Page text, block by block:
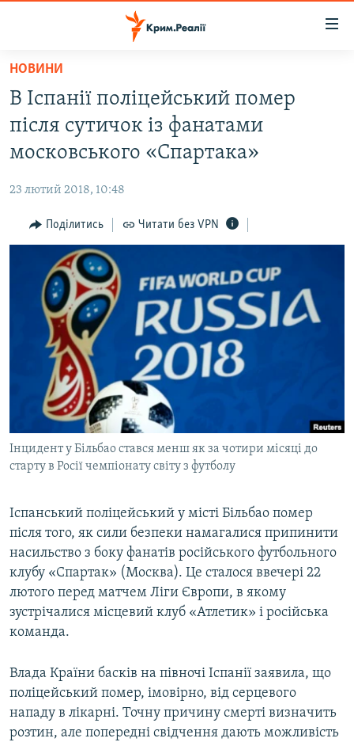
Перейти
основного
матеріалу
до
основної
Перейти
до
ВІДЕО ТА ФОТО
БЛОГИ
ПОГЛЯД
ІНТЕРВ'Ю
ВСЕ ЗА ДЕНЬ
СПЕЦПРОЕКТИ
ДЕПОРТАЦІЯ
ВІДЕОУРОКИ «ELIFBE»
СВІДЧЕННЯ ОКУПАЦІЇ
УКРАЇНСЬКА ПРОБЛЕМА КРИМУ
ІНФОГРАФІКА
ЯК ОБІЙТИ БЛОКУВАННЯ
Русский
Qırımtatar
ДОЛУЧАЙСЯ!
Усі сайти RFE/RL
НОВИНИ
В Іспанії поліцейський помер
після сутичок із фанатами
московського «Спартака»
23 лютий 2018, 10:48
Поділитись Читати без VPN
Інцидент у Більбао стався менш як за чотири місяці до
старту в Росії чемпіонату світу з футболу
Іспанський поліцейський у місті Більбао помер
після того, як сили безпеки намагалися припинити
насильство з боку фанатів російського футбольного
клубу «Спартак» (Москва). Це сталося ввечері 22
лютого перед матчем Ліги Європи, в якому
зустрічалися місцевий клуб «Атлетик» і російська
команда.
Влада Країни басків на півночі Іспанії заявила, що
поліцейський помер, імовірно, від серцевого
нападу в лікарні. Точну причину смерті визначить
розтин, але попередні свідчення дають можливість